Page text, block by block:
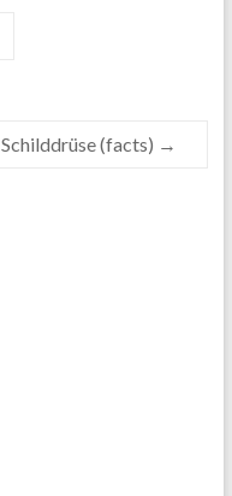
Schilddrüse (facts) →